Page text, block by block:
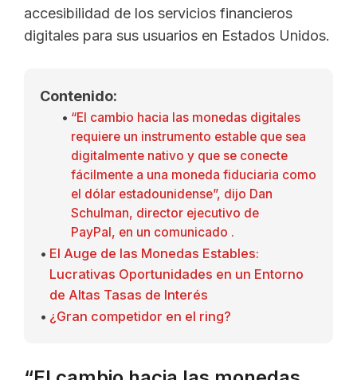
accesibilidad de los servicios financieros
digitales para sus usuarios en Estados Unidos.
Contenido:
“El cambio hacia las monedas digitales
requiere un instrumento estable que sea
digitalmente nativo y que se conecte
fácilmente a una moneda fiduciaria como
el dólar estadounidense”, dijo Dan
Schulman, director ejecutivo de
PayPal, en un comunicado .
El Auge de las Monedas Estables:
Lucrativas Oportunidades en un Entorno
de Altas Tasas de Interés
¿Gran competidor en el ring?